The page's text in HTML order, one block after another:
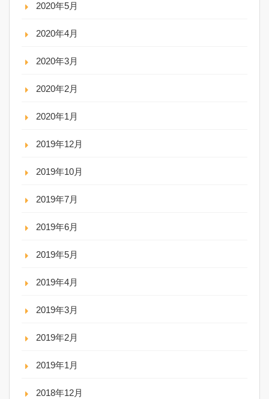
2020年5月
2020年4月
2020年3月
2020年2月
2020年1月
2019年12月
2019年10月
2019年7月
2019年6月
2019年5月
2019年4月
2019年3月
2019年2月
2019年1月
2018年12月